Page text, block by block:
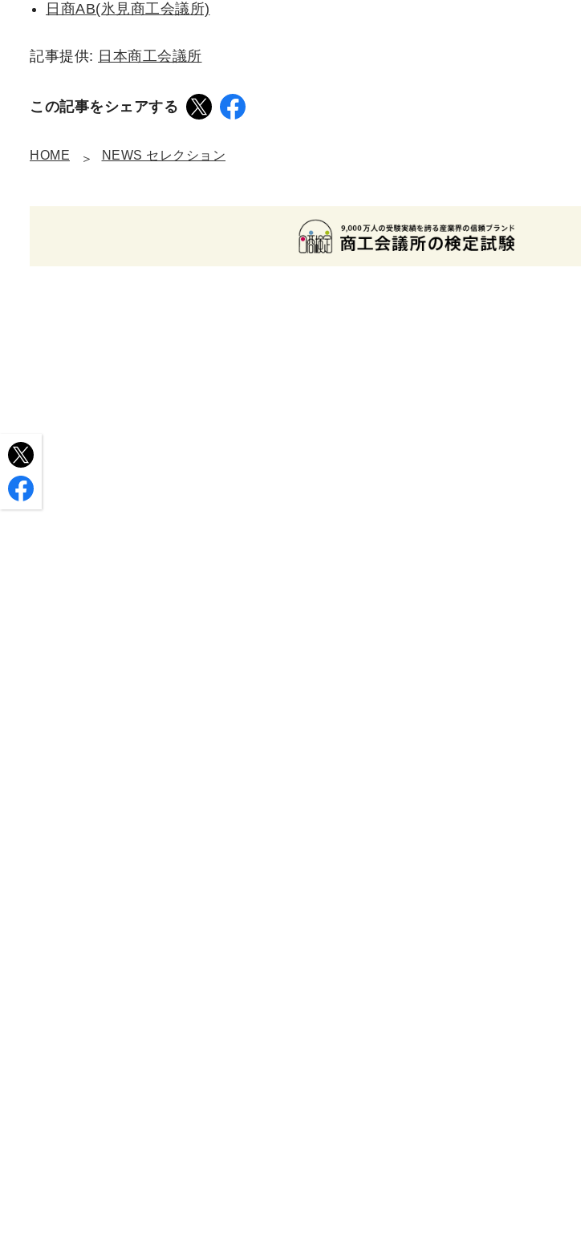
日商AB(氷見商工会議所)
記事提供: 日本商工会議所
この記事をシェアする
HOME NEWS セレクション